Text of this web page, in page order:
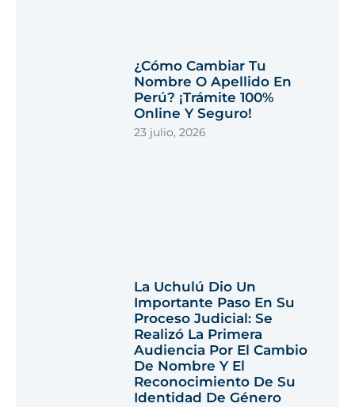
¿Cómo Cambiar Tu
Nombre O Apellido En
Perú? ¡Trámite 100%
Online Y Seguro!
23 julio, 2026
La Uchulú Dio Un
Importante Paso En Su
Proceso Judicial: Se
Realizó La Primera
Audiencia Por El Cambio
De Nombre Y El
Reconocimiento De Su
Identidad De Género